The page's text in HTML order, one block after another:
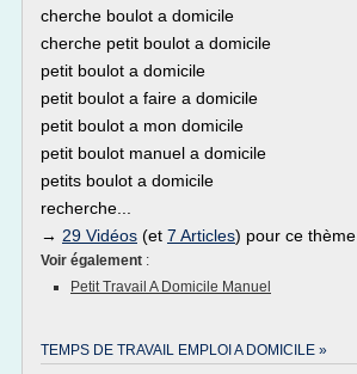
cherche boulot a domicile
cherche petit boulot a domicile
petit boulot a domicile
petit boulot a faire a domicile
petit boulot a mon domicile
petit boulot manuel a domicile
petits boulot a domicile
recherche...
→ 29 Vidéos (et 7 Articles) pour ce thème
Voir également :
Petit Travail A Domicile Manuel
TEMPS DE TRAVAIL EMPLOI A DOMICILE »